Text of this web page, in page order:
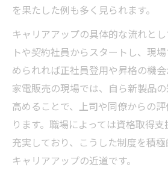
を果たした例も多く見られます。
キャリアアップの具体的な流れと
トや契約社員からスタートし、現
められれば正社員登用や昇格の機
家電販売の現場では、自ら新製品
高めることで、上司や同僚からの
ります。職場によっては資格取得
充実しており、こうした制度を積
キャリアアップの近道です。